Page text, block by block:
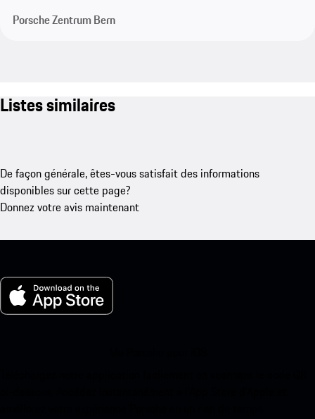
Porsche Zentrum Bern
Listes similaires
De façon générale, êtes-vous satisfait des informations
disponibles sur cette page?
Donnez votre avis maintenant